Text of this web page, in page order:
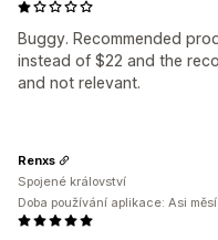
Buggy. Recommended
instead of $22 and the
and not relevant.
Renxs
Spojené království
Doba používání aplikace: Asi